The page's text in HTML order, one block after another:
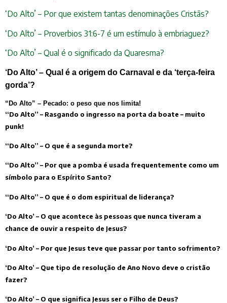
‘Do Alto’ – Por que existem tantas denominações Cristãs?
‘Do Alto’ – Proverbios 31:6-7 é um estímulo à embriaguez?
‘Do Alto’ – Qual é o significado da Quaresma?
‘Do Alto’ – Qual é a origem do Carnaval e da ‘terça-feira
gorda’?
“Do Alto” – Pecado: o peso que nos limita!
“Do Alto” – Rasgando o ingresso na porta da boate – muito
punk!
“Do Alto” – O que é a segunda morte?
“Do Alto” – Por que a pomba é usada frequentemente como um
símbolo para o Espírito Santo?
“Do Alto” – O que é o dom espiritual de liderança?
‘Do Alto’ – O que acontece às pessoas que nunca tiveram a
chance de ouvir a respeito de Jesus?
‘Do Alto’ – Por que Jesus teve que passar por tanto sofrimento?
‘Do Alto’ – Que tipo de resolução de Ano Novo deve o cristão
fazer?
‘Do Alto’ – O que significa Jesus ser o Filho de Deus?